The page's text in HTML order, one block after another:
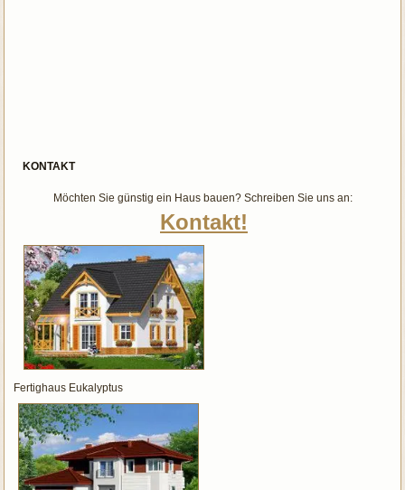
KONTAKT
Möchten Sie günstig ein Haus bauen? Schreiben Sie uns an:
Kontakt!
Fertighaus Eukalyptus